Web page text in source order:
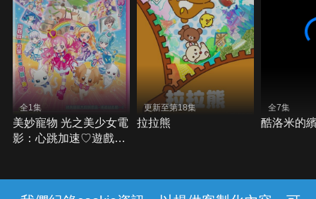
全1集
美妙寵物 光之美少女電
影：心跳加速♡遊戲世
更新至第18集
拉拉熊
全7集
酷洛米的